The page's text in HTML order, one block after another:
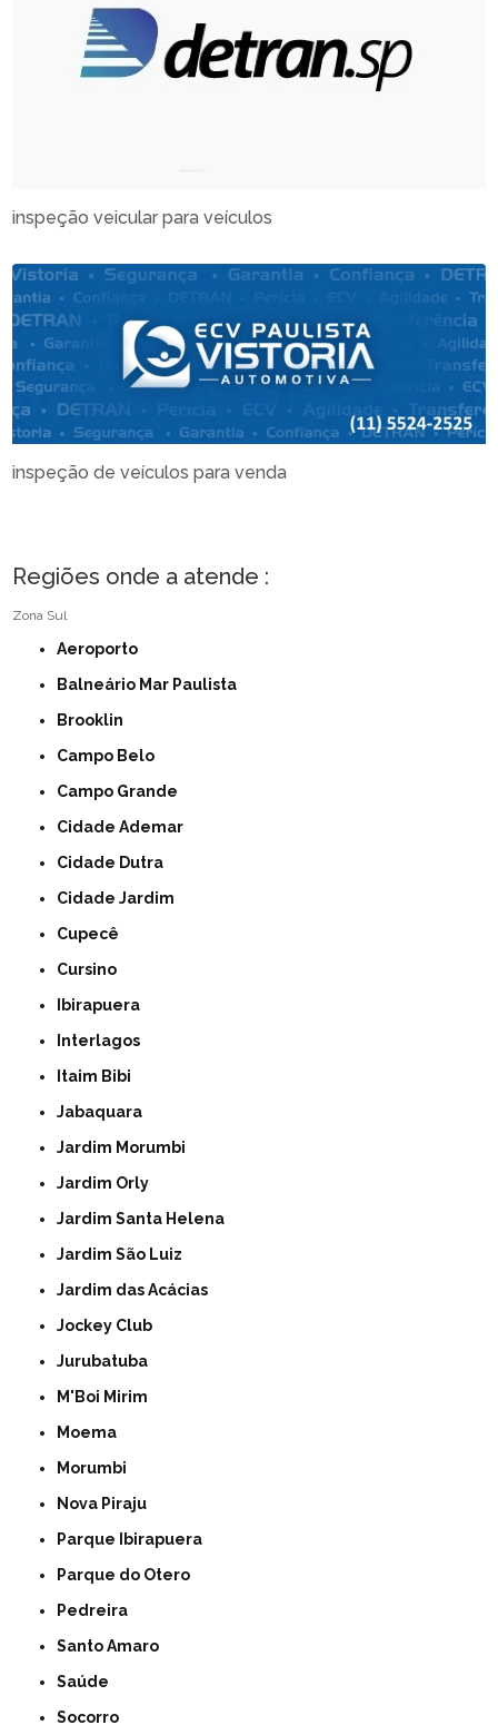
inspeção veicular para veículos
inspeção de veículos para venda
Regiões onde a atende :
Zona Sul
Aeroporto
Balneário Mar Paulista
Brooklin
Campo Belo
Campo Grande
Cidade Ademar
Cidade Dutra
Cidade Jardim
Cupecê
Cursino
Ibirapuera
Interlagos
Itaim Bibi
Jabaquara
Jardim Morumbi
Jardim Orly
Jardim Santa Helena
Jardim São Luiz
Jardim das Acácias
Jockey Club
Jurubatuba
M'Boi Mirim
Moema
Morumbi
Nova Piraju
Parque Ibirapuera
Parque do Otero
Pedreira
Santo Amaro
Saúde
Socorro